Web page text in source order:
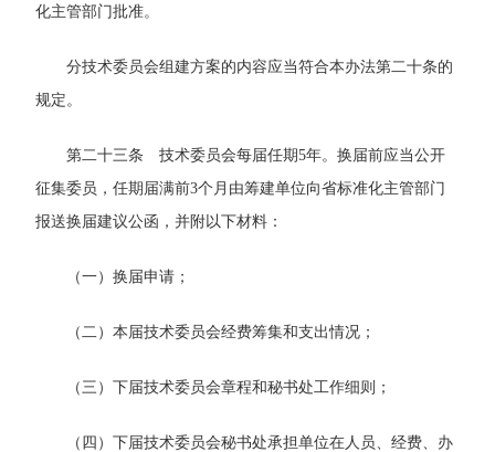
化主管部门批准。
分技术委员会组建方案的内容应当符合本办法第二十条的
规定。
第二十三条 技术委员会每届任期5年。换届前应当公开
征集委员，任期届满前3个月由筹建单位向省标准化主管部门
报送换届建议公函，并附以下材料：
（一）换届申请；
（二）本届技术委员会经费筹集和支出情况；
（三）下届技术委员会章程和秘书处工作细则；
（四）下届技术委员会秘书处承担单位在人员、经费、办